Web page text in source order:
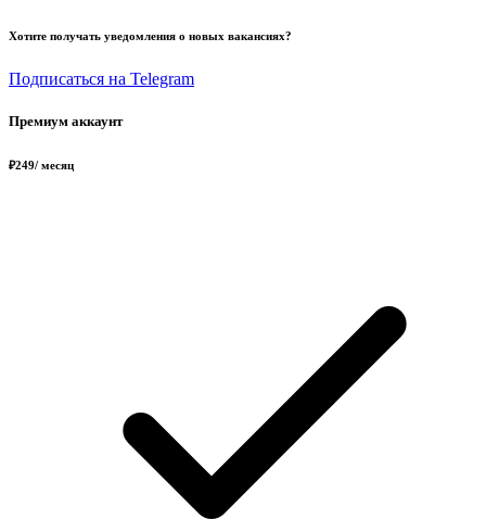
Хотите получать уведомления о новых вакансиях?
Подписаться на Telegram
Премиум аккаунт
₽249/ месяц